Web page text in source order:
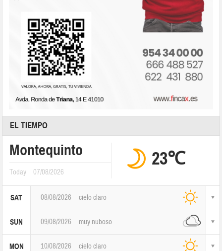
EL TIEMPO
Montequinto
Today 07/08/2026
23℃
SAT 08/08/2026 cielo claro
SUN 09/08/2026 muy nuboso
MON 10/08/2026 cielo claro